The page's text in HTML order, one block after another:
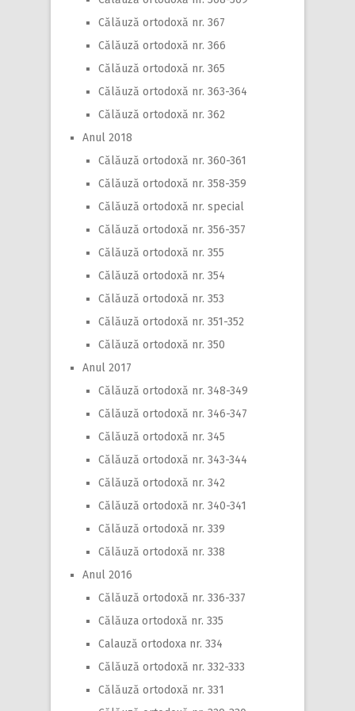
Călăuză ortodoxă nr. 367
Călăuză ortodoxă nr. 366
Călăuză ortodoxă nr. 365
Călăuză ortodoxă nr. 363-364
Călăuză ortodoxă nr. 362
Anul 2018
Călăuză ortodoxă nr. 360-361
Călăuză ortodoxă nr. 358-359
Călăuză ortodoxă nr. special
Călăuză ortodoxă nr. 356-357
Călăuză ortodoxă nr. 355
Călăuză ortodoxă nr. 354
Călăuză ortodoxă nr. 353
Călăuză ortodoxă nr. 351-352
Călăuză ortodoxă nr. 350
Anul 2017
Călăuză ortodoxă nr. 348-349
Călăuză ortodoxă nr. 346-347
Călăuză ortodoxă nr. 345
Călăuză ortodoxă nr. 343-344
Călăuză ortodoxă nr. 342
Călăuză ortodoxă nr. 340-341
Călăuză ortodoxă nr. 339
Călăuză ortodoxă nr. 338
Anul 2016
Călăuză ortodoxă nr. 336-337
Călăuza ortodoxă nr. 335
Calauză ortodoxa nr. 334
Călăuză ortodoxă nr. 332-333
Călăuză ortodoxă nr. 331